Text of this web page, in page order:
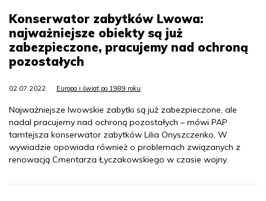
Konserwator zabytków Lwowa:
najważniejsze obiekty są już
zabezpieczone, pracujemy nad ochroną
pozostałych
02.07.2022 Europa i świat po 1989 roku
Najważniejsze lwowskie zabytki są już zabezpieczone, ale
nadal pracujemy nad ochroną pozostałych – mówi PAP
tamtejsza konserwator zabytków Lilia Onyszczenko. W
wywiadzie opowiada również o problemach związanych z
renowacją Cmentarza Łyczakowskiego w czasie wojny.